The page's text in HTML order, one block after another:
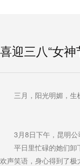
喜迎三八“女神
三月，阳光明媚，生机
3月8日下午，昆明公
平日里忙碌的她们卸下
欢声笑语，身心得到了极